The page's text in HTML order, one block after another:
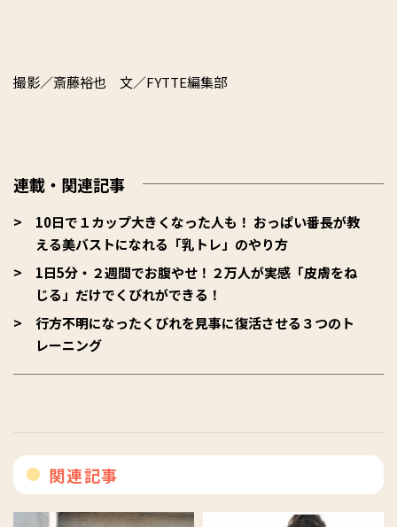
撮影／斎藤裕也 文／FYTTE編集部
連載・関連記事
10日で１カップ大きくなった人も！ おっぱい番長が教
える美バストになれる「乳トレ」のやり方
1日5分・２週間でお腹やせ！２万人が実感「皮膚をね
じる」だけでくびれができる！
行方不明になったくびれを見事に復活させる３つのト
レーニング
関連記事